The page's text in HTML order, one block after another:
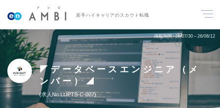
若手ハイキャリアのスカウト転職
掲載期間 26/07/30～26/08/12
◤データベースエンジニア（メ
ンバー）◢
求人No.LUPTS-C-007